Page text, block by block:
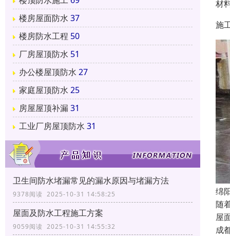
楼房屋面防水 37
楼房防水工程 50
厂房屋顶防水 51
办公楼屋顶防水 27
家庭屋顶防水 25
房屋屋顶补漏31
工业厂房屋顶防水 31
卫生间防水堵漏常见的漏水原因与堵漏方法
9378阅读 2025-10-31 14:58:25
屋面及防水工程施工方案
9059阅读 2025-10-31 14:55:32
材
施
绵
随
屋
成